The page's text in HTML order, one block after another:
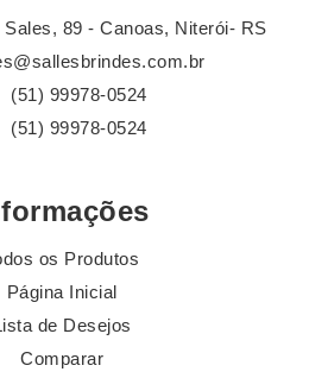
Sales, 89 - Canoas, Niterói- RS
(51) 99978-0524
(51) 99978-0524
os Produtos
Página Inicial
de Desejos
Comparar